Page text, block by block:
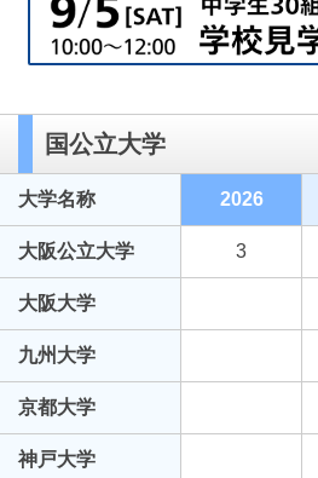
国公立大学
大学名称 2026
大阪公立大学 3
大阪大学
九州大学
京都大学
神戸大学